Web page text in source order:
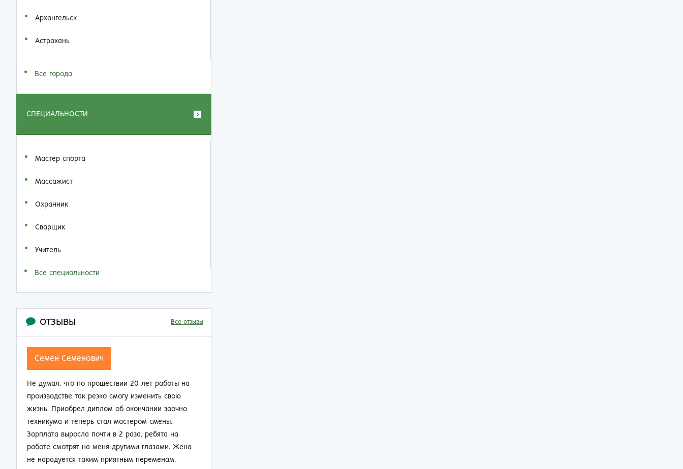
Архангельск
Астрахань
Все города
СПЕЦИАЛЬНОСТИ
Мастер спорта
Массажист
Охранник
Сварщик
Учитель
Все специальности
ОТЗЫВЫ Все отзывы
Семен Семенович
Не думал, что по прошествии 20 лет работы на
производстве так резко смогу изменить свою
жизнь. Приобрел диплом об окончании заочно
техникума и теперь стал мастером смены.
Зарплата выросла почти в 2 раза, ребята на
работе смотрят на меня другими глазами. Жена
не нарадуется таким приятным переменам.